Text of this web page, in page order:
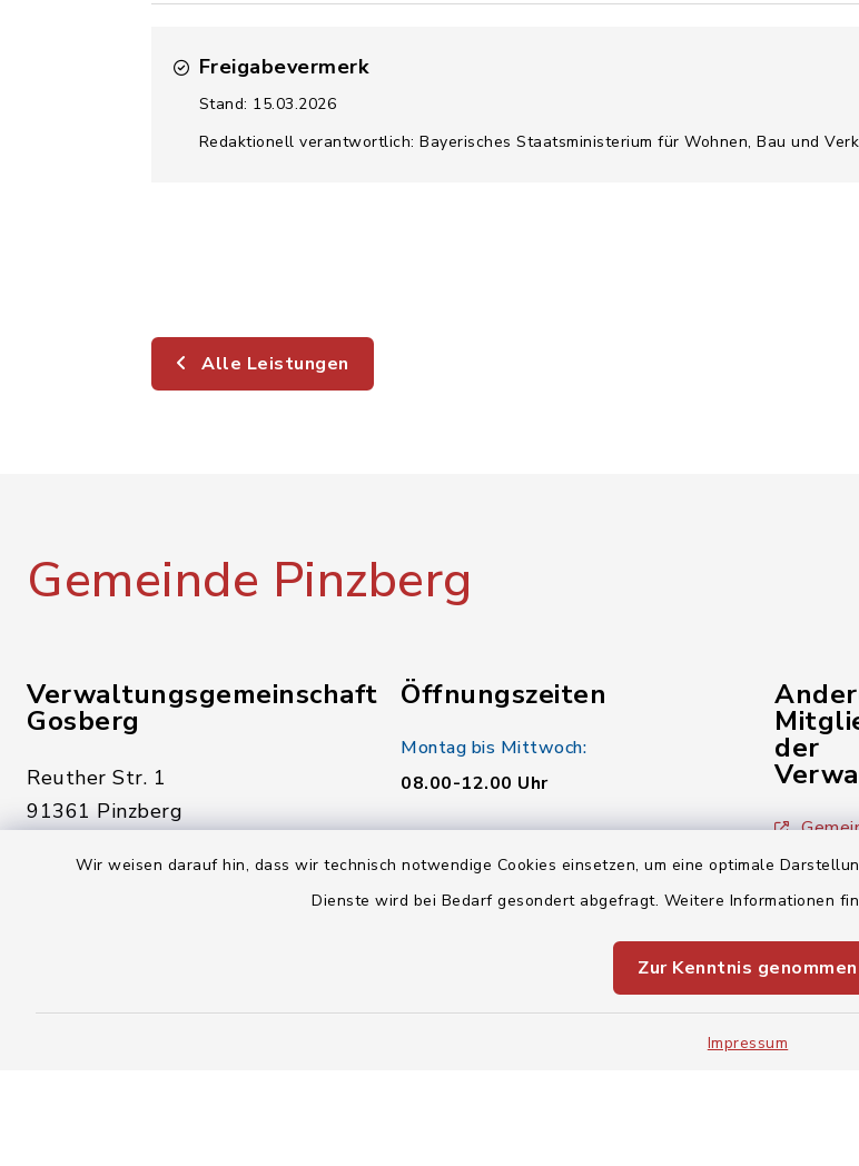
Wir weisen darauf hin, dass wir technisch notwendige Cookies einsetzen, um eine optimale
Dienste wird bei Bedarf gesondert abgefragt. Weitere Informationen
Zur Kenntnis genommen
Impressum
Freigabevermerk
Stand: 15.03.2026
Redaktionell verantwortlich: Bayerisches Staatsministerium für Wohnen, Bau und
Alle Leistungen
Gemeinde Pinzberg
Verwaltungsgemeinschaft
Gosberg
Reuther Str. 1
91361 Pinzberg
09191 7950-0
Öffnungszeiten
Montag bis Mittwoch:
08.00-12.00 Uhr
Donnerstag:
14.00-18.00 Uhr
der